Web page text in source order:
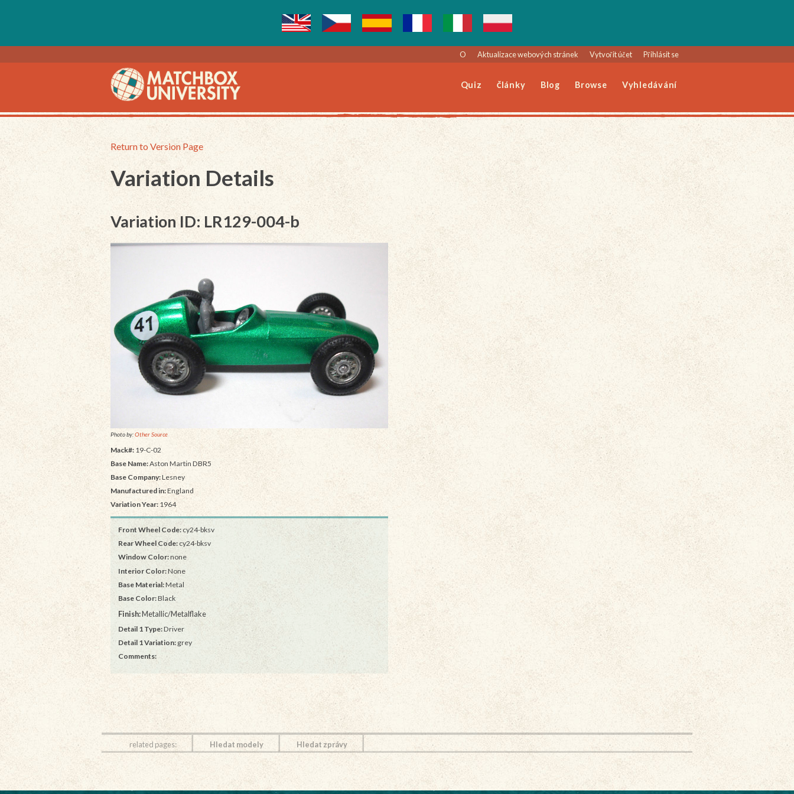
O Aktualizace webových stránek Vytvořit účet Přihlásit se
Quiz Články Blog Browse Vyhledávání
Return to Version Page
Variation Details
Variation ID: LR129-004-b
Photo by:Other Source
Mack#: 19-C-02
Base Name:Aston Martin DBR5
Base Company:Lesney
Manufactured in:England
Variation Year: 1964
Front Wheel Code:cy24-bksv
Rear Wheel Code:cy24-bksv
Window Color:none
Interior Color:None
Base Material:Metal
Base Color:Black
Finish:Metallic/Metalflake
Detail 1 Type:Driver
Detail 1 Variation:grey
Comments:
related pages: Hledat modely Hledat zprávy